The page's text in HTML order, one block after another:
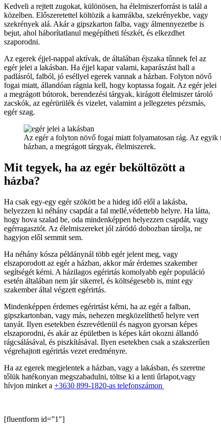
Kedveli a rejtett zugokat, különösen, ha élelmiszerforrást is talál a
közelben. Előszeretettel költözik a kamrákba, szekrényekbe, vagy
szekrények alá. Akár a gipszkarton falba, vagy álmennyezetbe is
bejut, ahol háborítatlanul megépítheti fészkét, és elkezdhet
szaporodni.
Az egerek éjjel-nappal aktívak, de általában éjszaka tűnnek fel az
egér jelei a lakásban. Ha éjjel kapar valami, kaparászást hall a
padlásról, falból, jó eséllyel egerek vannak a házban. Folyton növő
fogai miatt, állandóan rágnia kell, hogy koptassa fogait. Az egér jelei
a megrágott bútorok, berendezési tárgyak, kirágott élelmiszer tároló
zacskók, az egérürülék és vizelet, valamint a jellegzetes pézsmás,
egér szag.
Az egér a folyton növő fogai miatt folyamatosan rág. Az egyik
házban, a megrágott tárgyak, élelmiszerek.
Mit tegyek, ha az egér beköltözött a
házba?
Ha csak egy-egy egér szökött be a hideg idő elől a lakásba,
helyezzen ki néhány csapdát a fal mellé,védettebb helyre. Ha látta,
hogy hova szalad be, oda mindenképpen helyezzen csapdát, vagy
egérragasztót. Az élelmiszereket jól záródó dobozban tárolja, ne
hagyjon elől semmit sem.
Ha néhány kósza példánynál több egér jelent meg, vagy
elszaporodott az egér a házban, akkor már érdemes szakember
segítségét kérni. A házilagos egérirtás komolyabb egér populáció
esetén általában nem jár sikerrel, és költségesebb is, mint egy
szakember által végzett egérirtás.
Mindenképpen érdemes egérirtást kérni, ha az egér a falban,
gipszkartonban, vagy más, nehezen megközelíthető helyre vert
tanyát. Ilyen esetekben észrevétlenül és nagyon gyorsan képes
elszaporodni, és akár az épületben is képes kárt okozni állandó
rágcsálásával, és piszkításával. Ilyen esetekben csak a szakszerűen
végrehajtott egérirtás vezet eredményre.
Ha az egerek megjelentek a házban, vagy a lakásban, és szeretne
tőlük hatékonyan megszabadulni, töltse ki a lenti űrlapot,vagy
hívjon minket a +3630 899-1820-as telefonszámon
[fluentform id=”1″]